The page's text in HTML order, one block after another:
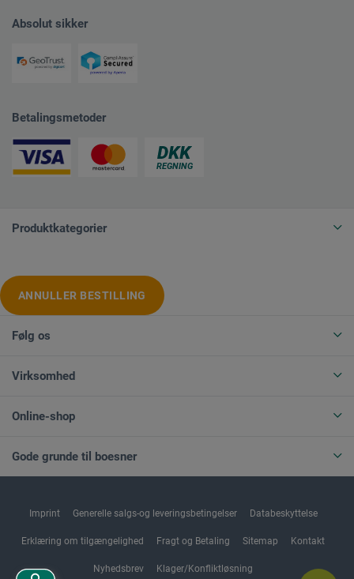
Absolut sikker
Betalingsmetoder
Produktkategorier
ANNULLER BESTILLING
Følg os
Virksomhed
Online-shop
Gode grunde til boesner
Imprint Generelle salgs-og leveringsbetingelser Databeskyttelse
Erklæring om tilgængelighed Fragt og Betaling Sitemap Kontakt
Nyhedsbrev Klager/Konfliktløsning